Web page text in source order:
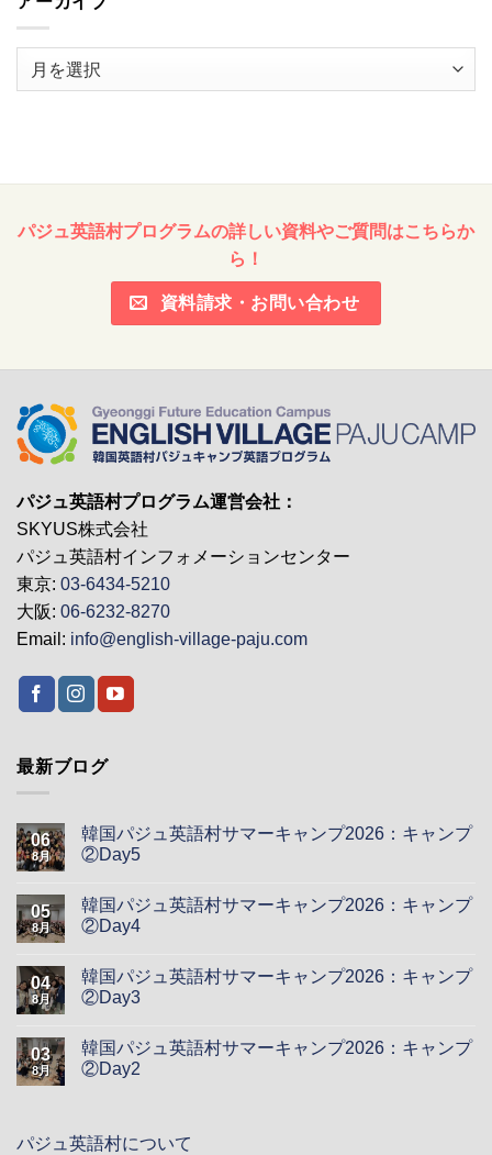
パジュ英語村プログラムの詳しい資料やご質問はこちらか
ら！
資料請求・お問い合わせ
パジュ英語村プログラム運営会社：
SKYUS株式会社
パジュ英語村インフォメーションセンター
東京: 03-6434-5210
大阪: 06-6232-8270
Email: info@english-village-paju.com
最新ブログ
06
8月
韓国パジュ英語村サマーキャンプ2026：キャンプ
②Day5
05
8月
韓国パジュ英語村サマーキャンプ2026：キャンプ
②Day4
04
8月
韓国パジュ英語村サマーキャンプ2026：キャンプ
②Day3
03
8月
韓国パジュ英語村サマーキャンプ2026：キャンプ
②Day2
パジュ英語村について